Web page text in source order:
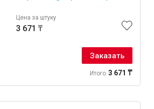
Цена за штуку
3 671 ₸
Заказать
Итого 3 671 ₸